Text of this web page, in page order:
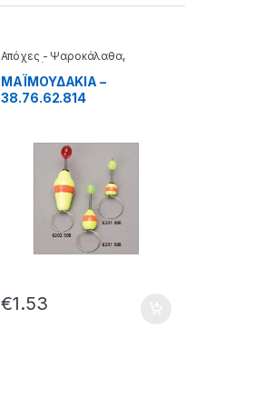
Απόχες - Ψαροκάλαθα,
Βομβητές
ΜΑΪΜΟΥΔΑΚΙΑ –
38.76.62.814
€1.53